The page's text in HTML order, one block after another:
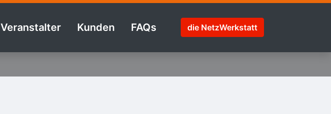
Veranstalter Kunden FAQs die NetzWerkstatt